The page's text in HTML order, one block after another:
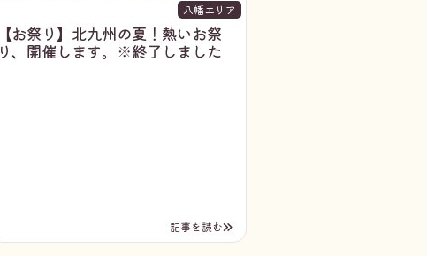
八幡エリア
【お祭り】北九州の夏！熱いお祭
り、開催します。※終了しました
記事を読む